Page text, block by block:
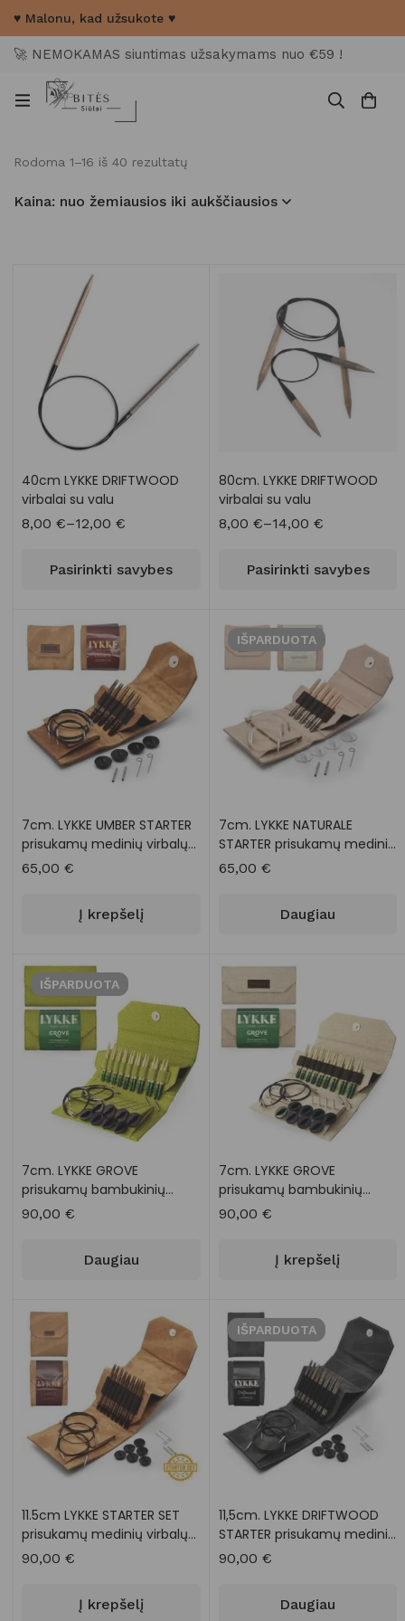
♥ Malonu, kad užsukote ♥
🚀 NEMOKAMAS siuntimas užsakymams nuo €59 !
Rodoma 1–16 iš 40 rezultatų
Kaina: nuo žemiausios iki aukščiausios
40cm LYKKE DRIFTWOOD
virbalai su valu
8,00 €–12,00 €
Pasirinkti savybes
80cm. LYKKE DRIFTWOOD
virbalai su valu
8,00 €–14,00 €
Pasirinkti savybes
7cm. LYKKE UMBER STARTER
prisukamų medinių virbalų
rinkinys
65,00 €
Į krepšelį
IŠPARDUOTA
7cm. LYKKE NATURALE
STARTER prisukamų medinių
virbalų rinkinys
65,00 €
Daugiau
IŠPARDUOTA
7cm. LYKKE GROVE
prisukamų bambukinių
virbalų rinkinys
90,00 €
Daugiau
7cm. LYKKE GROVE
prisukamų bambukinių
virbalų rinkinys
90,00 €
Į krepšelį
11.5cm LYKKE STARTER SET
prisukamų medinių virbalų
rinkinys
90,00 €
Į krepšelį
IŠPARDUOTA
11,5cm. LYKKE DRIFTWOOD
STARTER prisukamų medinių
virbalų rinkinys
90,00 €
Daugiau